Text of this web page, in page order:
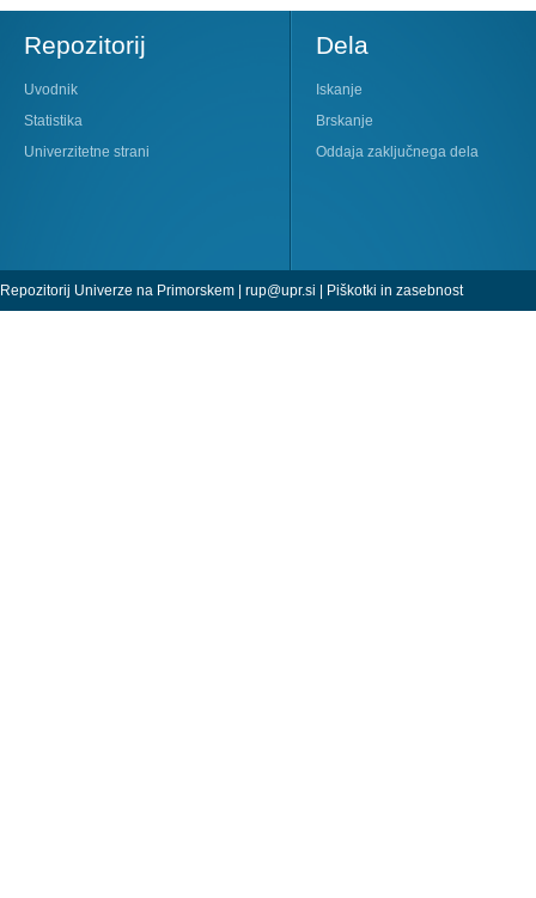
Repozitorij
Uvodnik
Statistika
Univerzitetne strani
Dela
Iskanje
Brskanje
Oddaja zaključnega dela
Repozitorij Univerze na Primorskem | rup@upr.si | Piškotki in zasebnost